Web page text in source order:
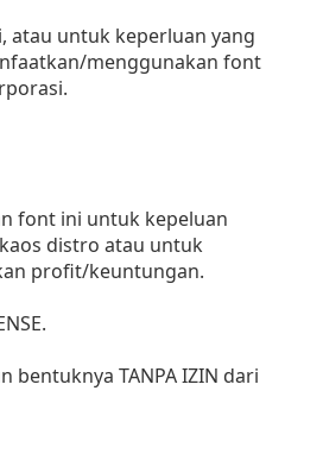
atau untuk keperluan yang
menggunakan font
font ini untuk kepeluan
distro atau untuk
profit/keuntungan.
TANPA IZIN dari